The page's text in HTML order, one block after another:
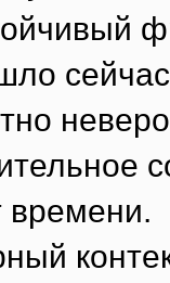
времени.